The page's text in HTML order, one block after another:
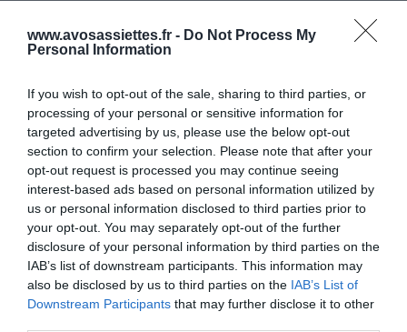
www.avosassiettes.fr - Do Not Process My
Personal Information
If you wish to opt-out of the sale, sharing to third parties, or
processing of your personal or sensitive information for
targeted advertising by us, please use the below opt-out
section to confirm your selection. Please note that after your
opt-out request is processed you may continue seeing
interest-based ads based on personal information utilized by
us or personal information disclosed to third parties prior to
your opt-out. You may separately opt-out of the further
disclosure of your personal information by third parties on the
IAB’s list of downstream participants. This information may
also be disclosed by us to third parties on the IAB’s List of
Downstream Participants that may further disclose it to other
Pinterest
ÇA PEUT AUSSI VOUS INTÉRESSER